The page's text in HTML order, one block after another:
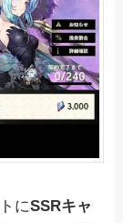
にSSRキャ